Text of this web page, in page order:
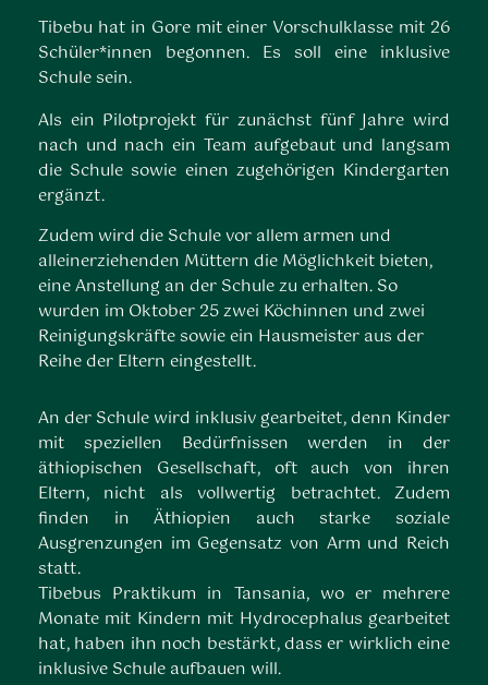
Tibebu hat in Gore mit einer Vorschulklasse mit 26
Schüler*innen begonnen. Es soll eine inklusive
Schule sein.
Als ein Pilotprojekt für zunächst fünf Jahre wird
nach und nach ein Team aufgebaut und langsam
die Schule sowie einen zugehörigen Kindergarten
ergänzt.
Zudem wird die Schule vor allem armen und
alleinerziehenden Müttern die Möglichkeit bieten,
eine Anstellung an der Schule zu erhalten. So
wurden im Oktober 25 zwei Köchinnen und zwei
Reinigungskräfte sowie ein Hausmeister aus der
Reihe der Eltern eingestellt.
An der Schule wird inklusiv gearbeitet, denn Kinder
mit speziellen Bedürfnissen werden in der
äthiopischen Gesellschaft, oft auch von ihren
Eltern, nicht als vollwertig betrachtet. Zudem
finden in Äthiopien auch starke soziale
Ausgrenzungen im Gegensatz von Arm und Reich
statt.
Tibebus Praktikum in Tansania, wo er mehrere
Monate mit Kindern mit Hydrocephalus gearbeitet
hat, haben ihn noch bestärkt, dass er wirklich eine
inklusive Schule aufbauen will.